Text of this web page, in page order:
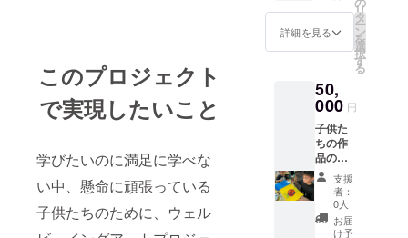
このプロジェクト
で実現したいこと
学びたいのに満足に学べな
い中、懸命に頑張っている
子供たちのために、ウェル
供たち
から
の手紙
があり
で 是
非、複
数口も
御支援
くださ
た、ス
クール
の運営
ちの喜
びの声
などを
１年間
毎月御
報告し
ます 多
くの子
供たち
からの
それぞ
詳細を見る
リ
タ
ー
ン
を
選
択
す
る
50,
000 円
子供た
ちの作
品の原
画を届
けま
す。 ま
た、ス
クール
支援
者：
0人
お届
け予